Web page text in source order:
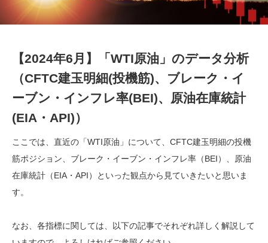
【2024年6月】「WTI原油」のデータ分析
（CFTC建玉明細(投機筋)、ブレーク・イ
ーブン・インフレ率(BEI)、原油在庫統計
(EIA・API)）
ここでは、直近の「WTI原油」について、CFTC建玉明細の投機
筋ポジション、ブレーク・イーブン・インフレ率（BEI）、原油
在庫統計（EIA・API）といった観点から見ていきたいと思いま
す。
なお、各指標に関しては、以下の記事でそれぞれ詳しく解説して